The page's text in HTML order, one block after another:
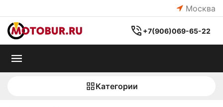
Москва
+7(906)069-65-22
Категории